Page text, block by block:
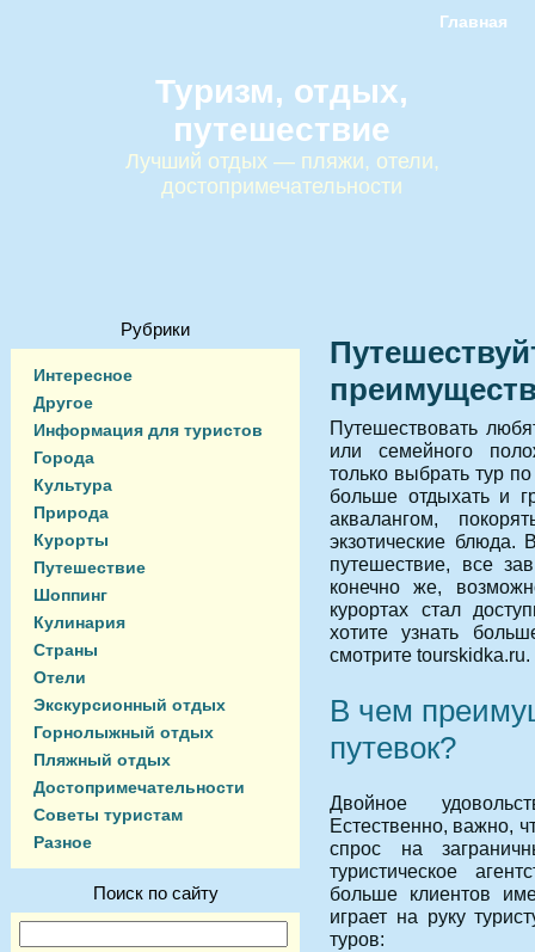
Главная
Туризм, отдых,
путешествие
Лучший отдых — пляжи, отели,
достопримечательности
Рубрики
Интересное
Другое
Информация для туристов
Города
Культура
Природа
Курорты
Путешествие
Шоппинг
Кулинария
Страны
Отели
Экскурсионный отдых
Горнолыжный отдых
Пляжный отдых
Достопримечательности
Советы туристам
Разное
Поиск по сайту
Путешествовать
или семейного
только выбрать тур
больше отдыхать и
аквалангом,
экзотические блюда.
путешествие, все
конечно же,
курортах стал
хотите узнать
смотрите tourskidka.ru.
В чем
путевок?
Двойное
Естественно, важно,
спрос на
туристическое
больше клиентов
играет на руку
туров: